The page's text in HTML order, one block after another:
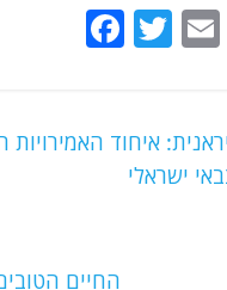
T
E
l
T
er
e
איחוד האמירויות
ישראלי
החיים